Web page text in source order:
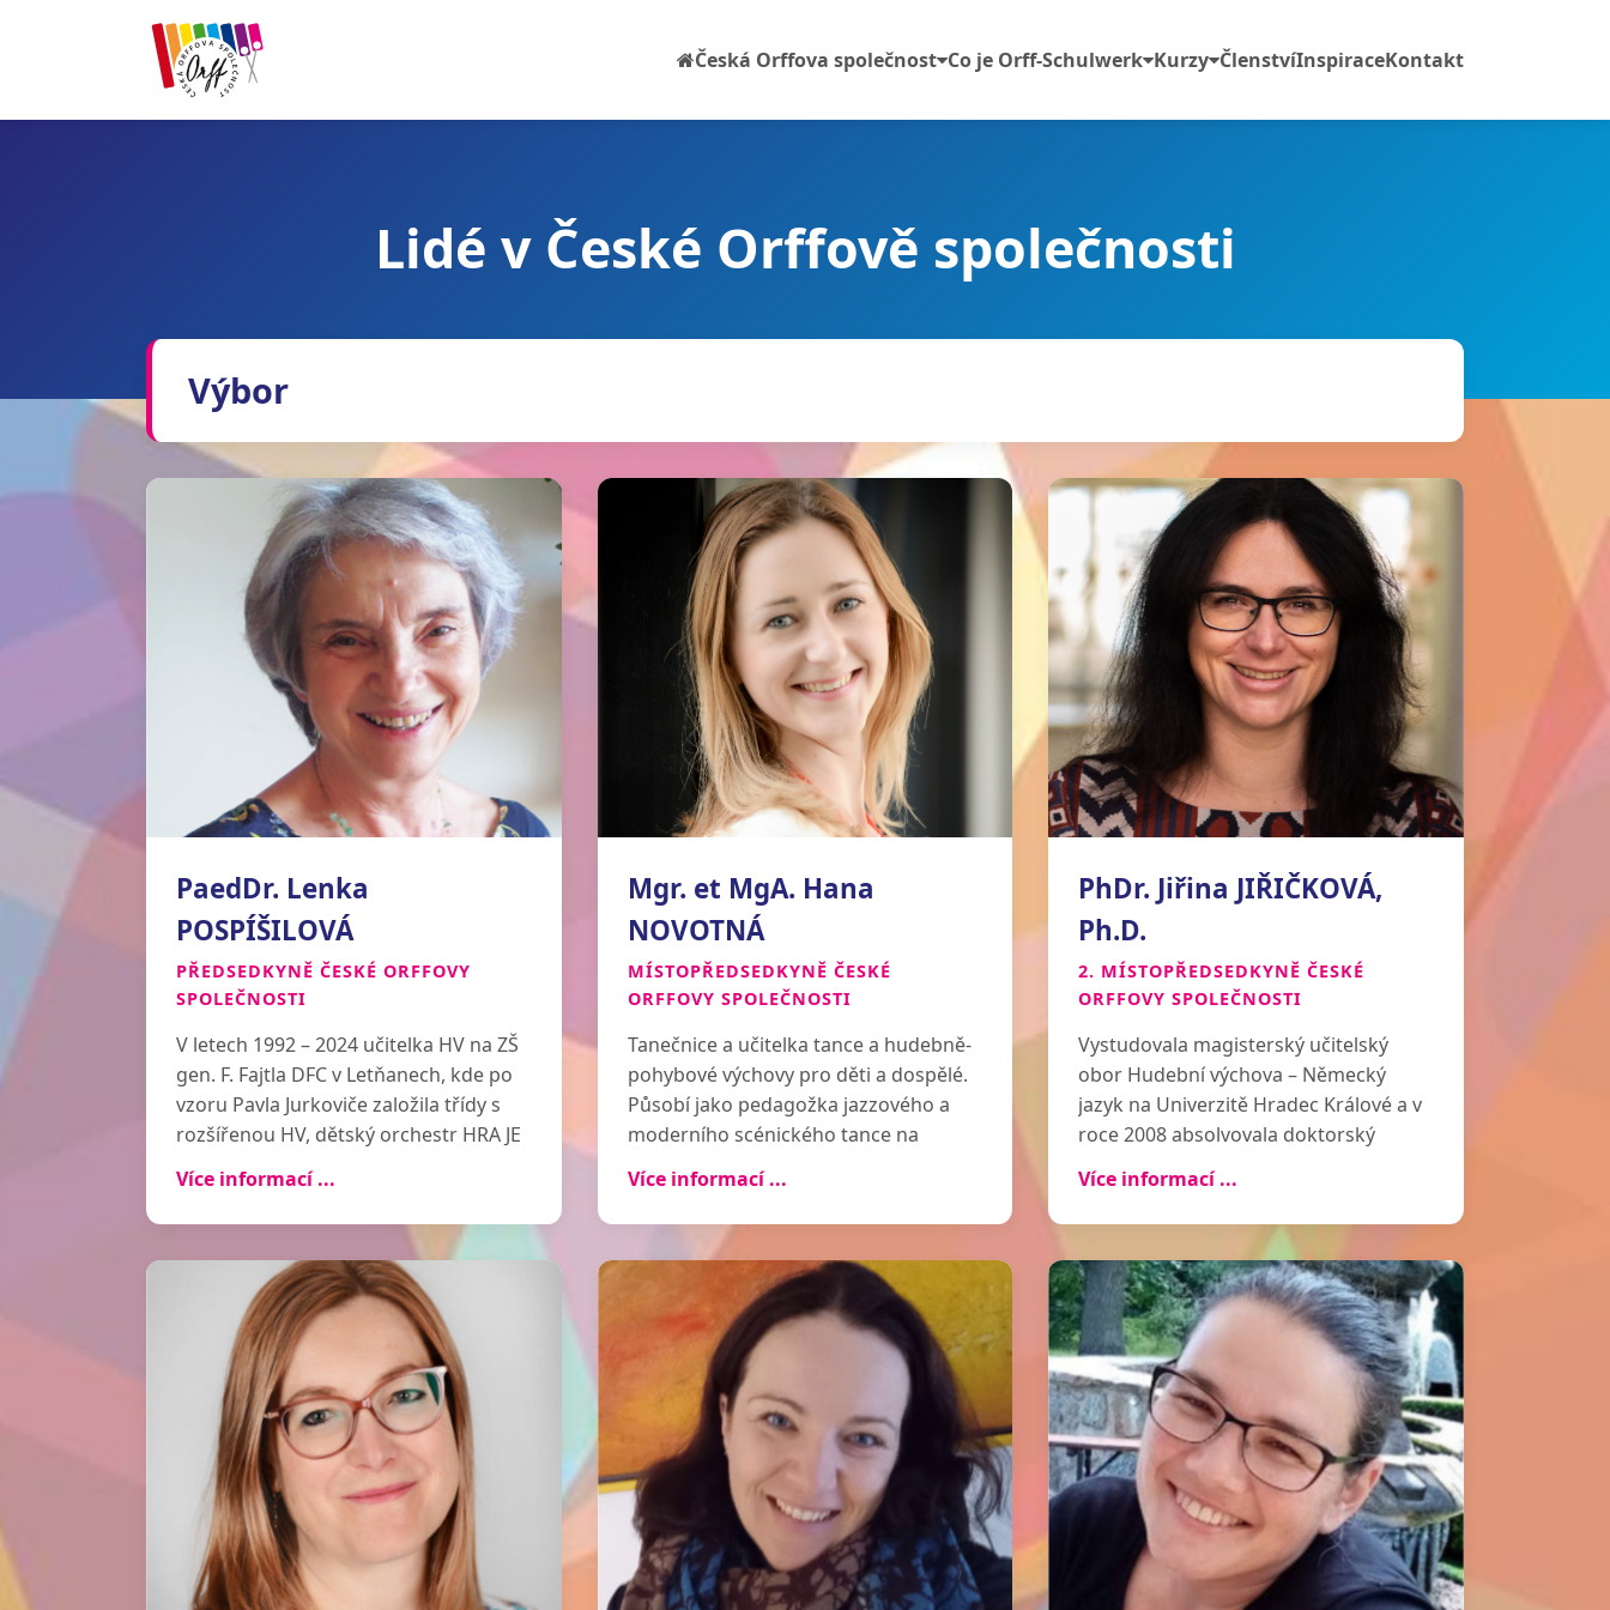
Česká Orffova společnost Co je Orff-Schulwerk Kurzy ČlenstvíInspiraceKontakt
Lidé v České Orffově společnosti
Výbor
PaedDr. Lenka
POSPÍŠILOVÁ
PŘEDSEDKYNĚ ČESKÉ ORFFOVY
SPOLEČNOSTI
V letech 1992 – 2024 učitelka HV na ZŠ
gen. F. Fajtla DFC v Letňanech, kde po
vzoru Pavla Jurkoviče založila třídy s
rozšířenou HV, dětský orchestr HRA JE
TO a rodičovský sbor AJETO. V letech
2008 - 2018 učila HV také na gymnáziu
PORG. Od roku 2015 předsedkyně
České Orffovy společnosti, pod jejíž
hlavičkou spoluorganizuje a vede
hudební dílny pro učitele v Letňanech.
V průběhu své praxe byla zvána jako
lektorka po celé ČR, kde seznamovala
účastníky s principy orffovských ideí.
Působila také jako lektorka
mezinárodních |orffovských kurzů
v zahraničí (Evropa, Austrálie, Amerika,
Asie) a několikrát byla v lektorském
týmu Letních Orffovských kurzů
v Salcburku.
Více informací ...
Mgr. et MgA. Hana
NOVOTNÁ
MÍSTOPŘEDSEDKYNĚ ČESKÉ
ORFFOVY SPOLEČNOSTI
Tanečnice a učitelka tance a hudebně-
pohybové výchovy pro děti a dospělé.
Působí jako pedagožka jazzového a
moderního scénického tance na
Janáčkově akademii múzických umění
v Brně. Jako tanečnice externě
spolupracuje s Národním divadlem
Brno a Městským divadlem Brno. Na
Pedagogické fakultě Masarykovy
univerzity v rámci svého doktorského
studia založila semináře hudebně-
pohybové výchovy. Pravidelně vede
hudebně-pohybové kroužky pro děti
již od batolecího věku a semináře s
hudebně pohybovou tematikou pro
děti, dospělé i seniory v Čechách i
zahraničí. Zastává post 1.
místopředsedkyně a lektorky v České
Orffově společnosti a je lektorkou
Více informací ...
PhDr. Jiřina JIŘIČKOVÁ,
Ph.D.
2. MÍSTOPŘEDSEDKYNĚ ČESKÉ
ORFFOVY SPOLEČNOSTI
Vystudovala magisterský učitelský
obor Hudební výchova – Německý
jazyk na Univerzitě Hradec Králové a v
roce 2008 absolvovala doktorský
studijní program Hudební teorie a
pedagogika na katedře hudební
výchovy Pedagogické fakulty
Univerzity Karlovy v Praze. V
současnosti je odbornou asistentkou
na katedře hudební výchovy a
proděkankou pro studijní záležitosti
na PedF UK. Oblastmi jejího
odborného zájmu jsou zejména
didaktika hudební výchovy a Orff-
Schulwerk. Je předsedkyní Společnosti
pro hudební výchovu ČR,
místopředsedkyní České Orffovy
společnosti a viceprezidentkou České
hudební rady při UNESCO. Organizuje
Více informací ...